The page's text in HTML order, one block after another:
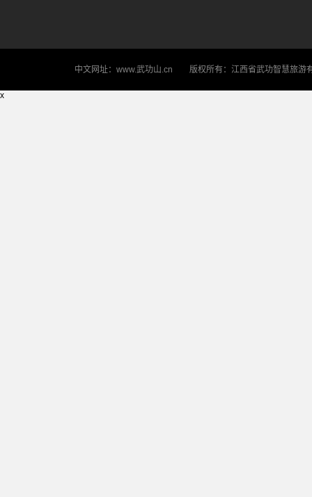
中文网址：www.武功山.cn 版权所有：江西省武功智慧旅
x